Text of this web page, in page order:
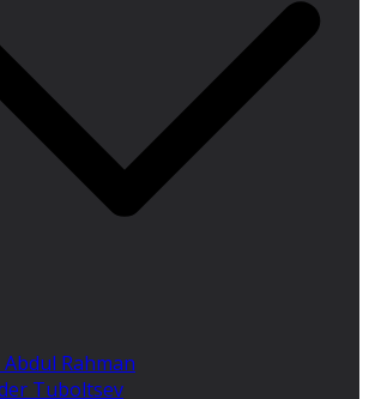
Rahman
Tuboltsev